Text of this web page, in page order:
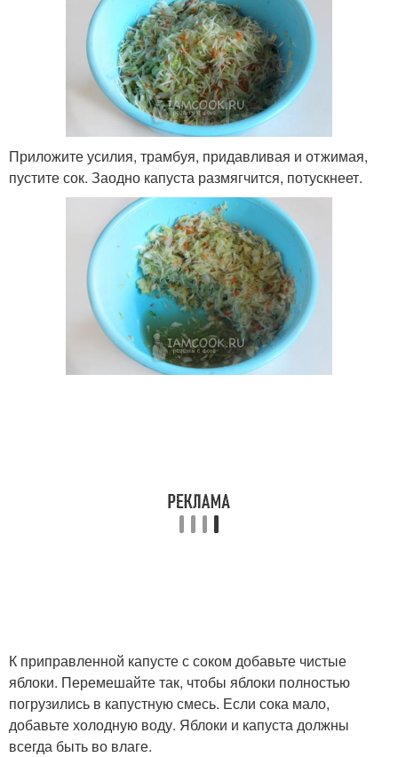
Приложите усилия, трамбуя, придавливая и отжимая,
пустите сок. Заодно капуста размягчится, потускнеет.
К приправленной капусте с соком добавьте чистые
яблоки. Перемешайте так, чтобы яблоки полностью
погрузились в капустную смесь. Если сока мало,
добавьте холодную воду. Яблоки и капуста должны
всегда быть во влаге.